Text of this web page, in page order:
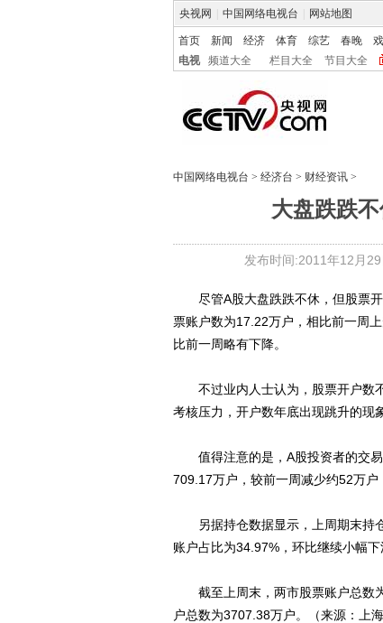
央视网 中国网络电视台 网站地图
首页 新闻 经济 体育 综艺 春晚
电视
频道大全 栏目大全 节目大全
中国网络电视台 > 经济台 > 财经资讯 >
大盘跌跌
发布时间:2011年12月
尽管A股大盘跌跌不休，但股票开
票账户数为17.22万户，相比前一周
比前一周略有下降。
不过业内人士认为，股票开户数不
考核压力，开户数年底出现跳升的现
值得注意的是，A股投资者的交易
709.17万户，较前一周减少约52万户
另据持仓数据显示，上周期末持仓
账户占比为34.97%，环比继续小幅下
截至上周末，两市股票账户总数
户总数为3707.38万户。（来源：上海